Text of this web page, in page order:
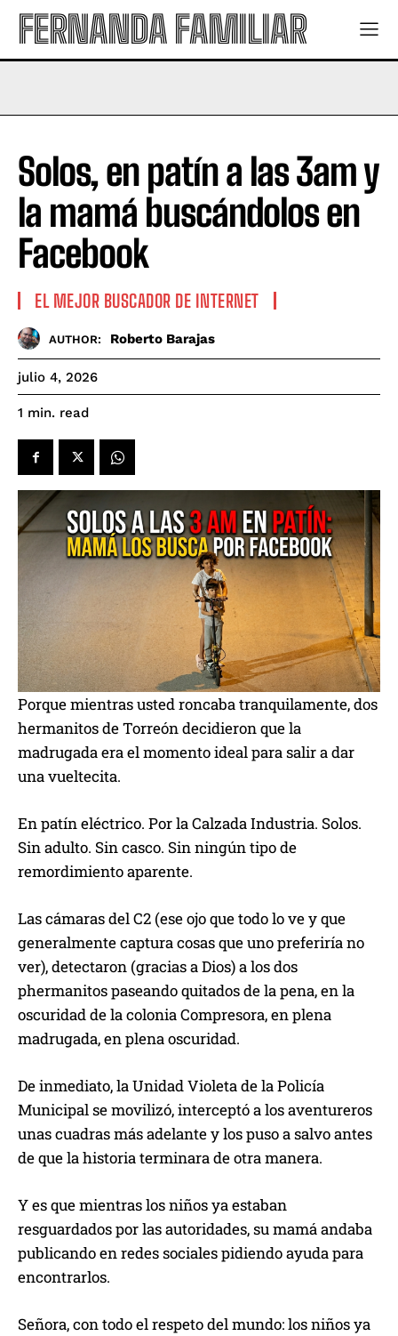
FERNANDA FAMILIAR
Solos, en patín a las 3am y
la mamá buscándolos en
Facebook
EL MEJOR BUSCADOR DE INTERNET
AUTHOR: Roberto Barajas
julio 4, 2026
1 min. read
Porque mientras usted roncaba tranquilamente, dos
hermanitos de Torreón decidieron que la
madrugada era el momento ideal para salir a dar
una vueltecita.
En patín eléctrico. Por la Calzada Industria. Solos.
Sin adulto. Sin casco. Sin ningún tipo de
remordimiento aparente.
Las cámaras del C2 (ese ojo que todo lo ve y que
generalmente captura cosas que uno preferiría no
ver), detectaron (gracias a Dios) a los dos
phermanitos paseando quitados de la pena, en la
oscuridad de la colonia Compresora, en plena
madrugada, en plena oscuridad.
De inmediato, la Unidad Violeta de la Policía
Municipal se movilizó, interceptó a los aventureros
unas cuadras más adelante y los puso a salvo antes
de que la historia terminara de otra manera.
Y es que mientras los niños ya estaban
resguardados por las autoridades, su mamá andaba
publicando en redes sociales pidiendo ayuda para
encontrarlos.
Señora, con todo el respeto del mundo: los niños ya